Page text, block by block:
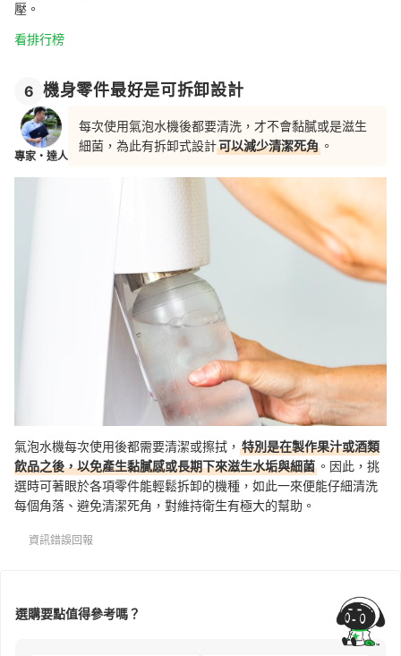
壓。
看排行榜
6 機身零件最好是可拆卸設計
專家・達人
每次使用氣泡水機後都要清洗，才不會黏膩或是滋生
細菌，為此有拆卸式設計可以減少清潔死角 。
氣泡水機每次使用後都需要清潔或擦拭， 特別是在製作果汁或酒類
飲品之後，以免產生黏膩感或長期下來滋生水垢與細菌 。因此，挑
選時可著眼於各項零件能輕鬆拆卸的機種，如此一來便能仔細清洗
每個角落、避免清潔死角，對維持衛生有極大的幫助。
資訊錯誤回報
選購要點值得參考嗎？